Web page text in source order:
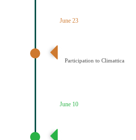
June 23
Participation to Climattica
June 10